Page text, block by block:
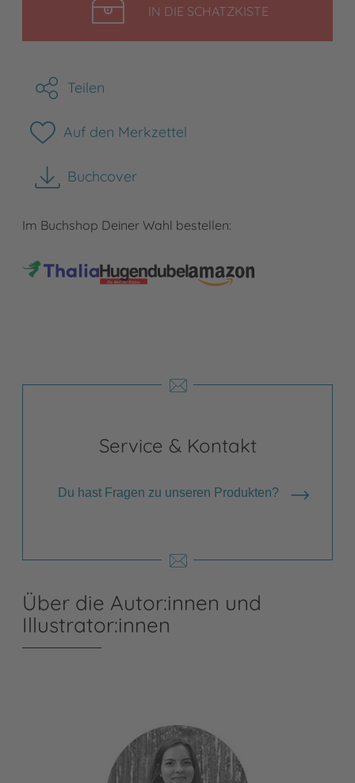
IN DIE SCHATZKISTELEGEN
Teilen
Auf den Merkzettel
Buchcover
herunterladen
Im Buchshop Deiner Wahl bestellen:
Service & Kontakt
Du hast Fragen zu unseren Produkten?
Über die Autor:innen und
Illustrator:innen